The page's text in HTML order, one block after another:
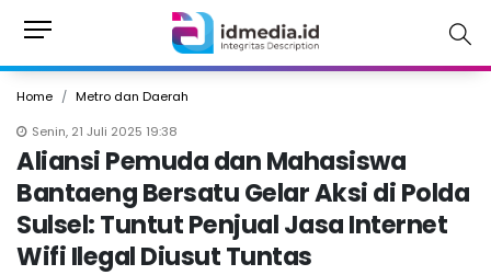
Home
Metro dan Daerah
Senin, 21 Juli 2025 19:38
Aliansi Pemuda dan Mahasiswa
Bantaeng Bersatu Gelar Aksi di Polda
Sulsel: Tuntut Penjual Jasa Internet
Wifi Ilegal Diusut Tuntas